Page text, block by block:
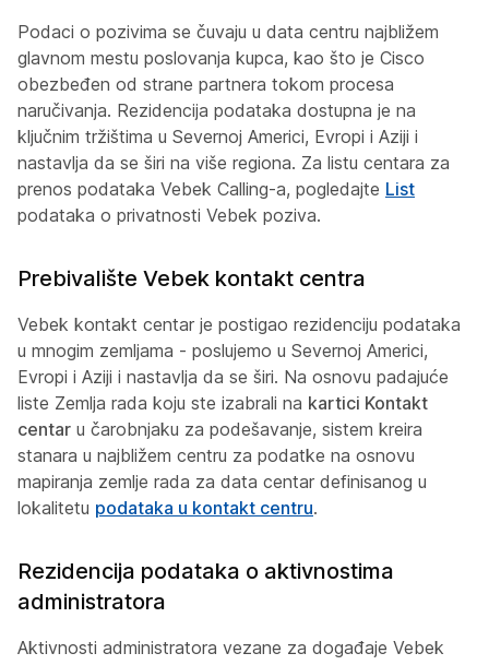
Podaci o pozivima se čuvaju u data centru najbližem
glavnom mestu poslovanja kupca, kao što je Cisco
obezbeđen od strane partnera tokom procesa
naručivanja. Rezidencija podataka dostupna je na
ključnim tržištima u Severnoj Americi, Evropi i Aziji i
nastavlja da se širi na više regiona. Za listu centara za
prenos podataka Vebek Calling-a, pogledajte List
podataka o privatnosti Vebek poziva.
Prebivalište Vebek kontakt centra
Vebek kontakt centar je postigao rezidenciju podataka
u mnogim zemljama - poslujemo u Severnoj Americi,
Evropi i Aziji i nastavlja da se širi. Na osnovu padajuće
liste Zemlja rada koju ste izabrali na kartici Kontakt
centar u čarobnjaku za podešavanje, sistem kreira
stanara u najbližem centru za podatke na osnovu
mapiranja zemlje rada za data centar definisanog u
lokalitetu podataka u kontakt centru.
Rezidencija podataka o aktivnostima
administratora
Aktivnosti administratora vezane za događaje Vebek